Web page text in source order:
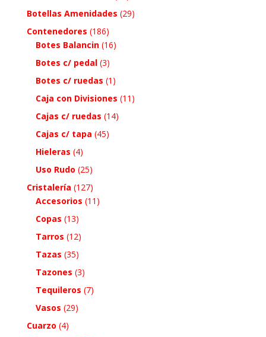
Botellas Amenidades (29)
Contenedores (186)
Botes Balancin (16)
Botes c/ pedal (3)
Botes c/ ruedas (1)
Caja con Divisiones (11)
Cajas c/ ruedas (14)
Cajas c/ tapa (45)
Hieleras (4)
Uso Rudo (25)
Cristalería (127)
Accesorios (11)
Copas (13)
Tarros (12)
Tazas (35)
Tazones (3)
Tequileros (7)
Vasos (29)
Cuarzo (4)